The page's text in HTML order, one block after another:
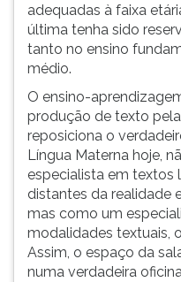
adequadas à faixa
última tenha sido
tanto no ensino
médio.
O ensino-
produção de texto
reposiciona o
Língua Materna hoje,
especialista em textos
distantes da realidade
mas como um
modalidades textuais,
Assim, o espaço da
numa verdadeira